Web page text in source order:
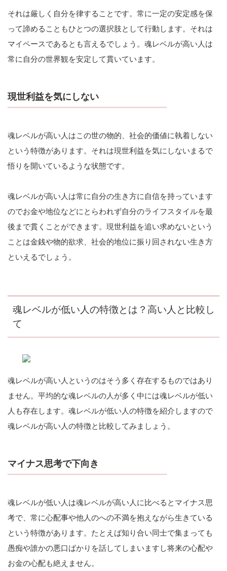
それは厳しく自分を律することです。常に一定の安定感を保
って諦めることもひとつの選択肢として行動します。それは
マイペースであるとも言えるでしょう。魂レベルが高い人は
常に自分の世界観を安定して貫いています。
現世利益を気にしない
魂レベルが高い人はこの世の物的、社会的価値に執着しない
という特徴があります。それは現世利益を気にしないまるで
悟りを開いているような状態です。
魂レベルが高い人は常に自分の生き方に自信を持っています
のでお金や地位などにとらわれず自分のライフスタイルを最
後まで貫くことができます。現世利益を追い求めないという
ことは金銭や物的欲求、社会的地位に振り回されない生き方
といえるでしょう。
魂レベルが低い人の特徴とは？高い人と比較し
て
魂レベルが高い人というのはそう多く存在するものではあり
ません。平均的な魂レベルの人が多く中には魂レベルが低い
人も存在します。魂レベルが低い人の特徴を紹介しますので
魂レベルが高い人の特徴と比較してみましょう。
マイナス思考で下向き
魂レベルが低い人は魂レベルが高い人に比べるとマイナス思
考で、常に心配事や他人のへの不満を抱えながら生きている
という特徴があります。たとえば知り合い同士で集まっても
愚痴や誰かの悪口ばかりを話してしまいますし将来の心配や
お金の心配も絶えません。